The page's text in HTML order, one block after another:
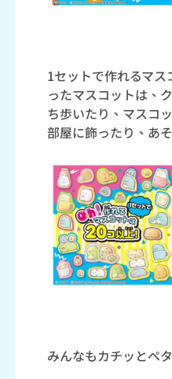
1セットで作れるマ
ったマスコットは、
ち歩いたり、マスコ
部屋に飾ったり、あ
みんなもカチッとペ